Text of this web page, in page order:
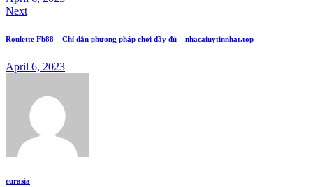
Next
Roulette Fb88 – Chỉ dẫn phương pháp chơi đầy đủ – nhacaiuytinnhat.top
April 6, 2023
eurasia